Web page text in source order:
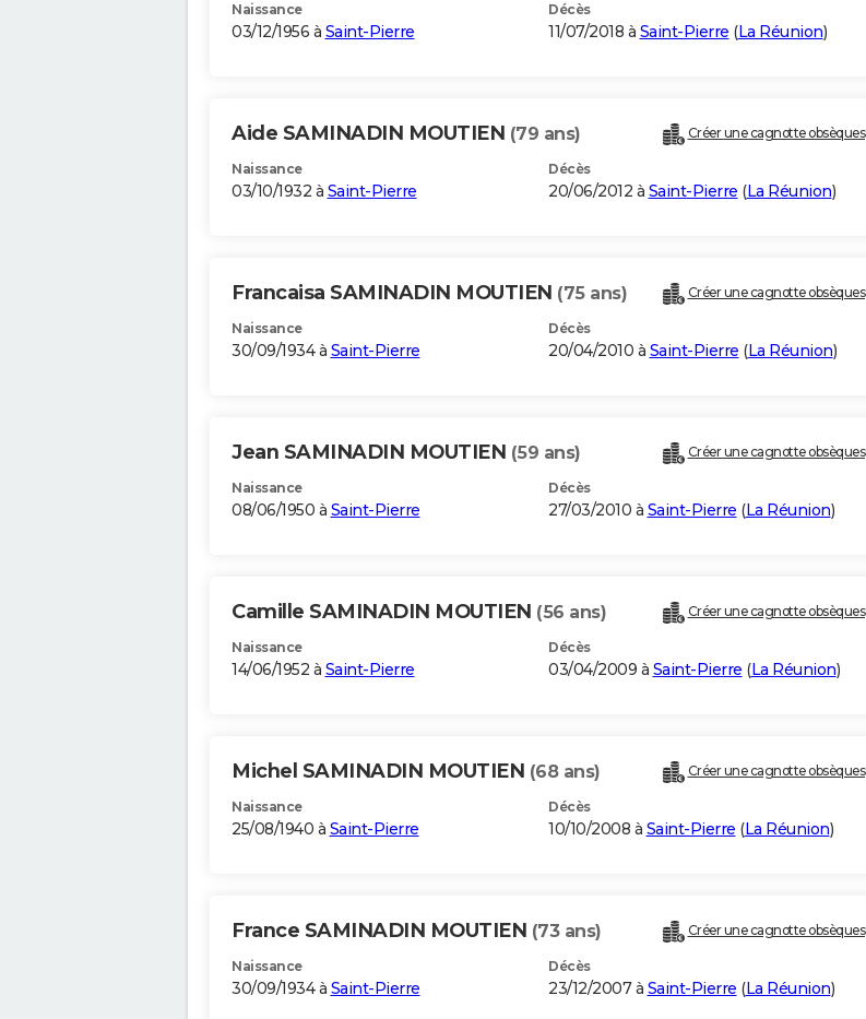
Naissance
03/12/1956 à Saint-Pierre
Décès
11/07/2018 à Saint-Pierre (La Réunion)
Aide SAMINADIN MOUTIEN (79 ans) Créer une cagnotte obsèques
Naissance
03/10/1932 à Saint-Pierre
Décès
20/06/2012 à Saint-Pierre (La Réunion)
Francaisa SAMINADIN MOUTIEN (75 ans) Créer une cagnotte obsèques
Naissance
30/09/1934 à Saint-Pierre
Décès
20/04/2010 à Saint-Pierre (La Réunion)
Jean SAMINADIN MOUTIEN (59 ans) Créer une cagnotte obsèques
Naissance
08/06/1950 à Saint-Pierre
Décès
27/03/2010 à Saint-Pierre (La Réunion)
Camille SAMINADIN MOUTIEN (56 ans) Créer une cagnotte obsèques
Naissance
14/06/1952 à Saint-Pierre
Décès
03/04/2009 à Saint-Pierre (La Réunion)
Michel SAMINADIN MOUTIEN (68 ans) Créer une cagnotte obsèques
Naissance
25/08/1940 à Saint-Pierre
Décès
10/10/2008 à Saint-Pierre (La Réunion)
France SAMINADIN MOUTIEN (73 ans) Créer une cagnotte obsèques
Naissance
30/09/1934 à Saint-Pierre
Décès
23/12/2007 à Saint-Pierre (La Réunion)